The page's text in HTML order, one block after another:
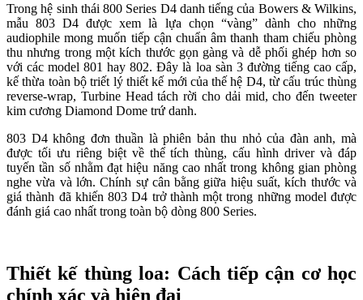
Trong hệ sinh thái 800 Series D4 danh tiếng của Bowers & Wilkins,
mẫu 803 D4 được xem là lựa chọn “vàng” dành cho những
audiophile mong muốn tiếp cận chuẩn âm thanh tham chiếu phòng
thu nhưng trong một kích thước gọn gàng và dễ phối ghép hơn so
với các model 801 hay 802. Đây là loa sàn 3 đường tiếng cao cấp,
kế thừa toàn bộ triết lý thiết kế mới của thế hệ D4, từ cấu trúc thùng
reverse-wrap, Turbine Head tách rời cho dải mid, cho đến tweeter
kim cương Diamond Dome trứ danh.
803 D4 không đơn thuần là phiên bản thu nhỏ của đàn anh, mà
được tối ưu riêng biệt về thể tích thùng, cấu hình driver và đáp
tuyến tần số nhằm đạt hiệu năng cao nhất trong không gian phòng
nghe vừa và lớn. Chính sự cân bằng giữa hiệu suất, kích thước và
giá thành đã khiến 803 D4 trở thành một trong những model được
đánh giá cao nhất trong toàn bộ dòng 800 Series.
Thiết kế thùng loa: Cách tiếp cận cơ học
chính xác và hiện đại